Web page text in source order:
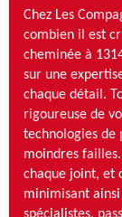
Chez Les
combien il est
cheminée à
sur une
chaque détail.
rigoureuse de
technologies
moindres
chaque joint, et
minimisant